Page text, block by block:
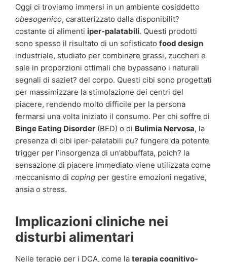
Oggi ci troviamo immersi in un ambiente cosiddetto
obesogenico, caratterizzato dalla disponibilit?
costante di alimenti iper-palatabili. Questi prodotti
sono spesso il risultato di un sofisticato food design
industriale, studiato per combinare grassi, zuccheri e
sale in proporzioni ottimali che bypassano i naturali
segnali di saziet? del corpo. Questi cibi sono progettati
per massimizzare la stimolazione dei centri del
piacere, rendendo molto difficile per la persona
fermarsi una volta iniziato il consumo. Per chi soffre di
Binge Eating Disorder (BED) o di Bulimia Nervosa, la
presenza di cibi iper-palatabili pu? fungere da potente
trigger per l’insorgenza di un’abbuffata, poich? la
sensazione di piacere immediato viene utilizzata come
meccanismo di coping per gestire emozioni negative,
ansia o stress.
Implicazioni cliniche nei
disturbi alimentari
Nelle terapie per i DCA, come la terapia cognitivo-